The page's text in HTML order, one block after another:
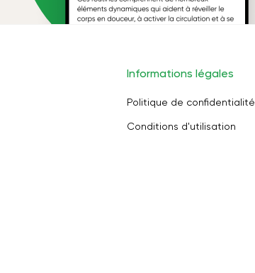
Informations légales
Politique de confidentialité
Conditions d'utilisation